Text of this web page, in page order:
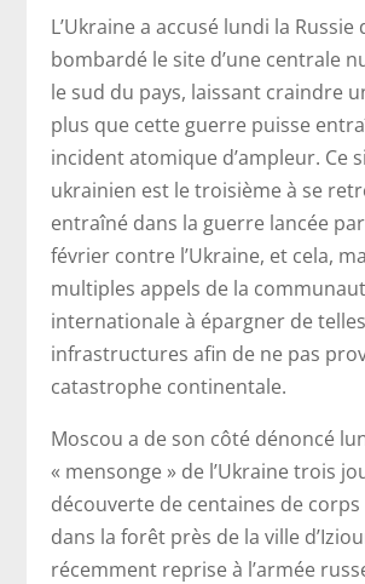
L’Ukraine a accusé lundi la Russie
bombardé le site d’une centrale
le sud du pays, laissant craindre
plus que cette guerre puisse
incident atomique d’ampleur. Ce
ukrainien est le troisième à se
entraîné dans la guerre lancée
février contre l’Ukraine, et cela,
multiples appels de la
internationale à épargner de telles
infrastructures afin de ne pas
catastrophe continentale.
Moscou a de son côté dénoncé
« mensonge » de l’Ukraine trois
découverte de centaines de
dans la forêt près de la ville
récemment reprise à l’armée